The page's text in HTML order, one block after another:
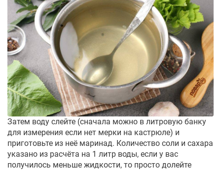
Затем воду слейте (сначала можно в литровую банку
для измерения если нет мерки на кастрюле) и
приготовьте из неё маринад. Количество соли и сахара
указано из расчёта на 1 литр воды, если у вас
получилось меньше жидкости, то просто долейте